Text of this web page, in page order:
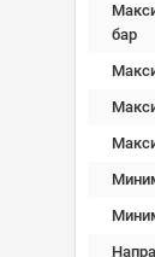
бар